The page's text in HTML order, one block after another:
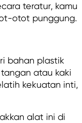
teratur, kamu
otot punggung.
bahan plastik
atau kaki
kekuatan inti,
alat ini di